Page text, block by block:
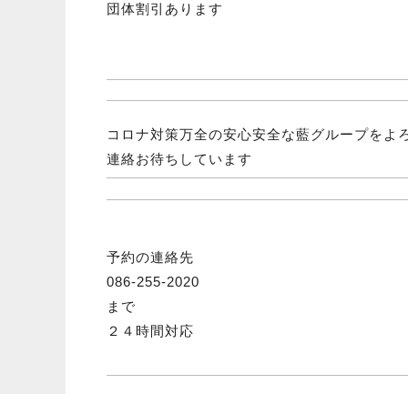
団体割引あります
コロナ対策万全の安心安全な藍グループをよ
連絡お待ちしています
予約の連絡先
086-255-2020
まで
２４時間対応